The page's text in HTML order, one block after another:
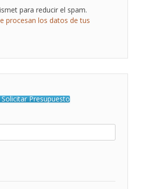
para reducir el spam.
procesan los datos de tus
Solicitar Presupuesto